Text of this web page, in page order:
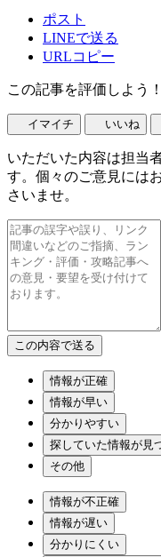
ポスト
LINEで送る
URLコピー
この記事を評価しよう！
イマイチ いいね
いただいた内容は担当
す。個々のご意見には
さいませ。
情報が正確
情報が早い
分かりやすい
探していた情報が見
その他
情報が不正確
情報が遅い
分かりにくい